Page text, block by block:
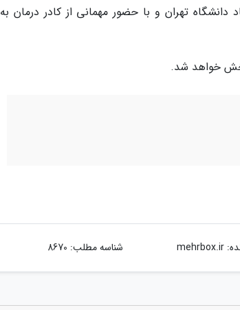
تهران و با حضور مهمانی از کادر درمان به
خواهد شد.
mehrbox.ir شناسه مطلب: 8670